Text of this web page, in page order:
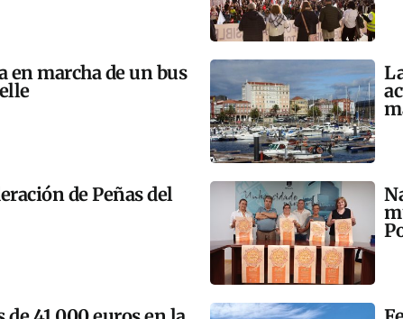
en marcha de un bus
de Peñas del